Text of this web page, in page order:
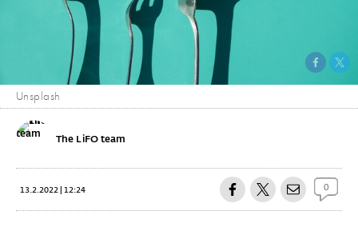
Unsplash
The LiFO team
13.2.2022 | 12:24 0